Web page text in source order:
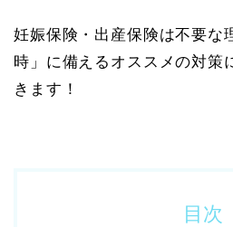
妊娠保険・出産保険は不要な
時」に備えるオススメの対策
きます！
目次